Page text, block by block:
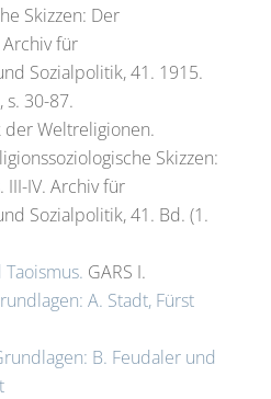
Skizzen: Der
Archiv für
Sozialpolitik, 41. 1915.
s. 30-87.
Weltreligionen.
Skizzen:
III-IV. Archiv für
Sozialpolitik, 41. Bd. (1.
GARS I.
A. Stadt, Fürst
B. Feudaler und